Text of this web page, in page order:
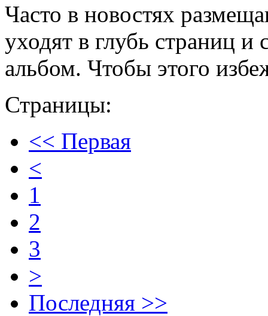
Часто в новостях
уходят в глубь страниц
альбом. Чтобы этого
Страницы:
<< Первая
<
1
2
3
>
Последняя >>